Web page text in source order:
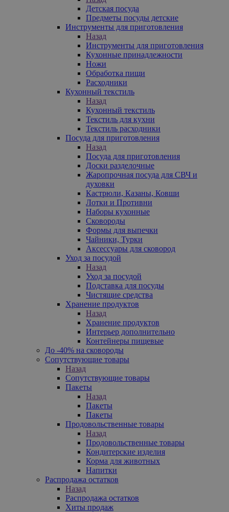
Детская посуда
Предметы посуды детские
Инструменты для приготовления
Назад
Инструменты для приготовления
Кухонные принадлежности
Ножи
Обработка пищи
Расходники
Кухонный текстиль
Назад
Кухонный текстиль
Текстиль для кухни
Текстиль расходники
Посуда для приготовления
Назад
Посуда для приготовления
Доски разделочные
Жаропрочная посуда для СВЧ и
духовки
Кастрюли, Казаны, Ковши
Лотки и Противни
Наборы кухонные
Сковороды
Формы для выпечки
Чайники, Турки
Аксессуары для сковород
Уход за посудой
Назад
Уход за посудой
Подставка для посуды
Чистящие средства
Хранение продуктов
Назад
Хранение продуктов
Интерьер дополнительно
Контейнеры пищевые
До -40% на сковороды
Сопутствующие товары
Назад
Сопутствующие товары
Пакеты
Назад
Пакеты
Пакеты
Продовольственные товары
Назад
Продовольственные товары
Кондитерские изделия
Корма для животных
Напитки
Распродажа остатков
Назад
Распродажа остатков
Хиты продаж